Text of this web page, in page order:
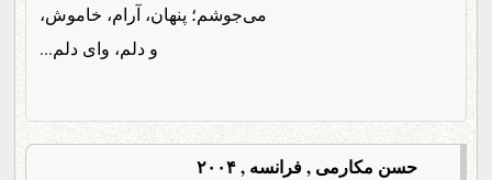
می‌جوشم؛ پنهان، آرام، خاموش،
و دلم، وای دلم...
حسن مکارمی , فرانسه , ۲۰۰۴